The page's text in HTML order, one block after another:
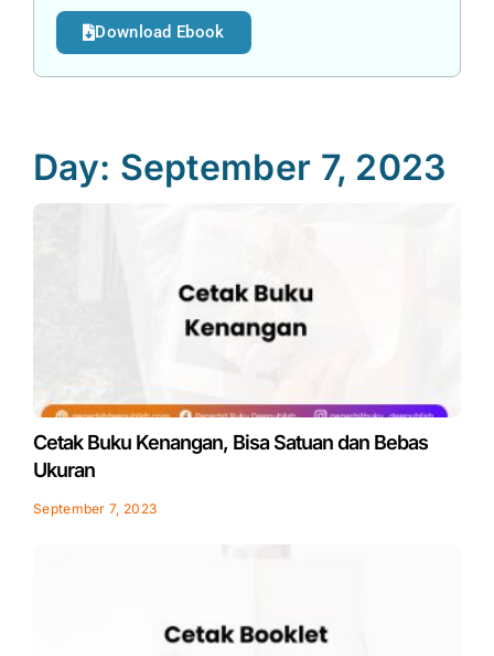
Download Ebook
Day: September 7, 2023
Cetak Buku Kenangan, Bisa Satuan dan Bebas
Ukuran
September 7, 2023